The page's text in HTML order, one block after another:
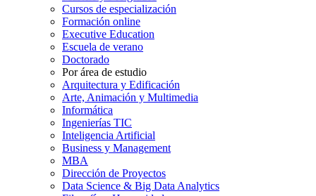
Cursos de especialización
Formación online
Executive Education
Escuela de verano
Doctorado
Por área de estudio
Arquitectura y Edificación
Arte, Animación y Multimedia
Informática
Ingenierías TIC
Inteligencia Artificial
Business y Management
MBA
Dirección de Proyectos
Data Science & Big Data Analytics